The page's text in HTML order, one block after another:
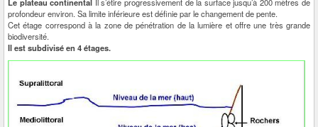
profondeur environ. Sa limite inférieure est définie par le changement de pente.
Cet étage correspond à la zone de pénétration de la lumière et offre une très grande
biodiversité.
Il est subdivisé en 4 étages.